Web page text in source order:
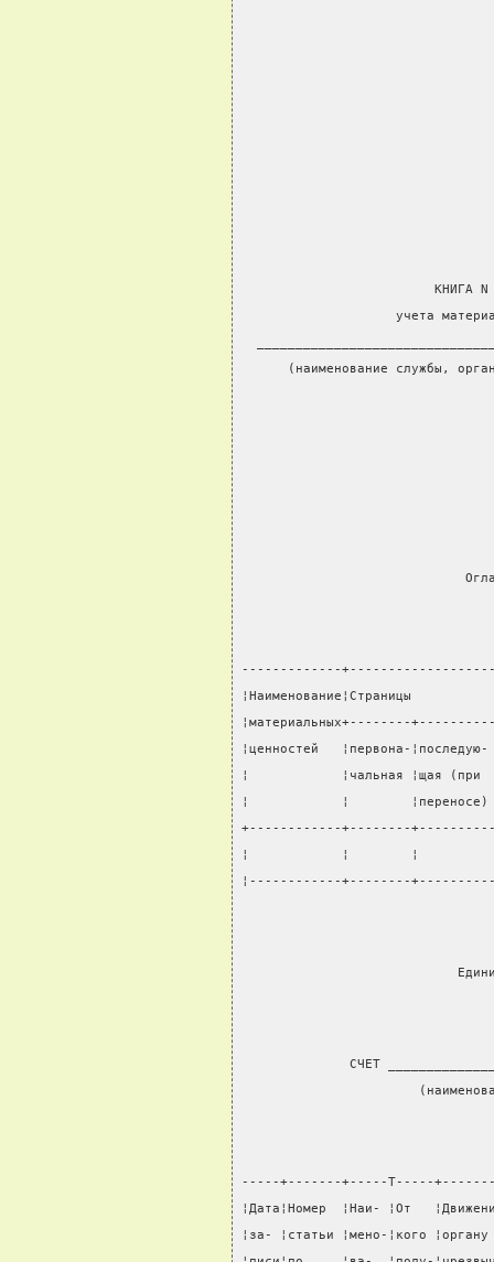
КНИГА N
учета
(наименование службы,
-------------
¦Наименование¦Страницы
¦материальных+--------
¦ценностей   ¦первона-
¦            ¦чальная ¦щая
¦            ¦
+------------+--------
¦            ¦        ¦
¦------------+--------
СЧЕТ
-----+-------+-----T-----
¦Дата¦Номер  ¦Наи- ¦От
¦за- ¦статьи ¦мено-¦кого